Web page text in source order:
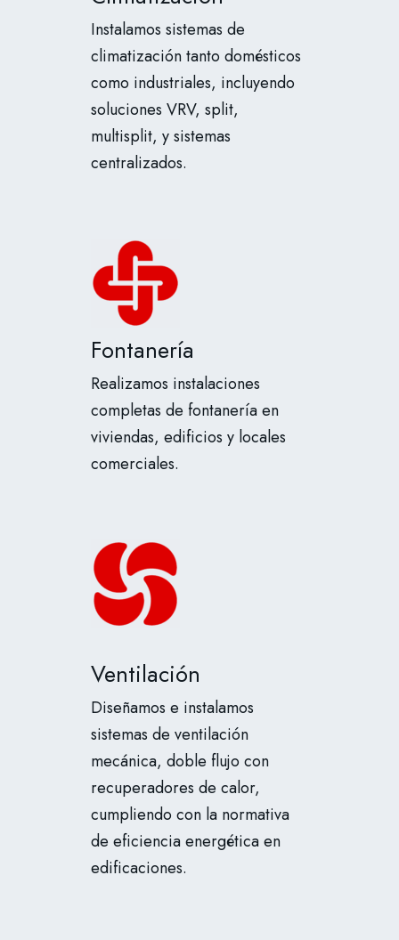
Instalamos sistemas de
climatización tanto domésticos
como industriales, incluyendo
soluciones VRV, split,
multisplit, y sistemas
centralizados.
Fontanería
Realizamos instalaciones
completas de fontanería en
viviendas, edificios y locales
comerciales.
Ventilación
Diseñamos e instalamos
sistemas de ventilación
mecánica, doble flujo con
recuperadores de calor,
cumpliendo con la normativa
de eficiencia energética en
edificaciones.